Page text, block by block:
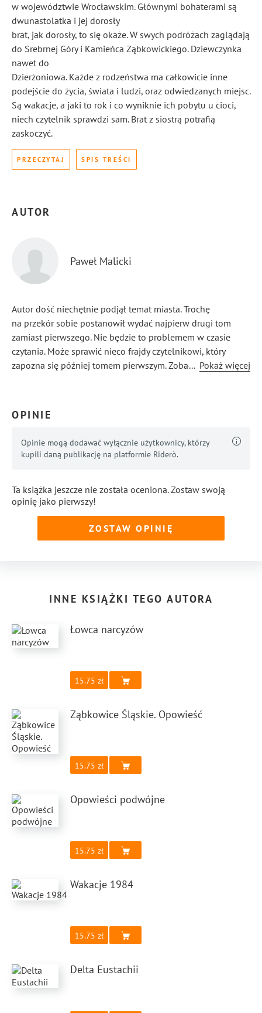
w województwie Wrocławskim. Głównymi bohaterami są
dwunastolatka i jej dorosły
brat, jak dorosły, to się okaże. W swych podróżach zaglądają
do Srebrnej Góry i Kamieńca Ząbkowickiego. Dziewczynka
nawet do
Dzierżoniowa. Każde z rodzeństwa ma całkowicie inne
podejście do życia, świata i ludzi, oraz odwiedzanych miejsc.
Są wakacje, a jaki to rok i co wyniknie ich pobytu u cioci,
niech czytelnik sprawdzi sam. Brat z siostrą potrafią
zaskoczyć.
PRZECZYTAJ SPIS TREŚCI
AUTOR
Paweł Malicki
Autor dość niechętnie podjął temat miasta. Trochę
na przekór sobie postanowił wydać najpierw drugi tom
zamiast pierwszego. Nie będzie to problemem w czasie
czytania. Może sprawić nieco frajdy czytelnikowi, który
zapozna się później tomem pierwszym. Zobaczy jak bardzo
prawdziwą przygodówką, pierwszy niesamowitą przygodą.
... Pokaż więcej
OPINIE
Opinie mogą dodawać wyłącznie użytkownicy, którzy
kupili daną publikację na platformie Riderò.
Ta książka jeszcze nie została oceniona. Zostaw swoją
opinię jako pierwszy!
ZOSTAW OPINIĘ
INNE KSIĄŻKI TEGO AUTORA
Łowca narcyzów
15.75
Ząbkowice Śląskie. Opowieść
15.75
Opowieści podwójne
15.75
Wakacje 1984
15.75
Delta Eustachii